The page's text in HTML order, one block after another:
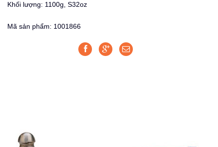
Khối lượng: 1100g, S32oz
Mã sản phẩm: 1001866